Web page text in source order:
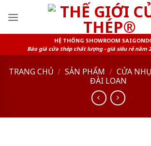
HỆ THỐNG SHOWROOM
Báo giá cửa thép chất lượng - giá siêu rẻ năm
TRANG CHỦ / SẢN PHẨM / CỬA
ĐÀI LOAN